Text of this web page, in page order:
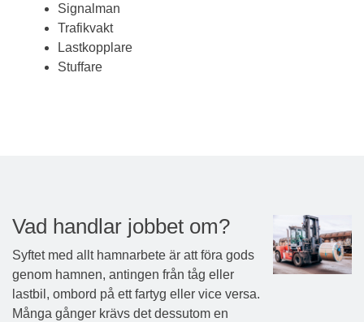
Signalman
Trafikvakt
Lastkopplare
Stuffare
Vad handlar jobbet om?
Syftet med allt hamnarbete är att föra gods
genom hamnen, antingen från tåg eller
lastbil, ombord på ett fartyg eller vice versa.
Många gånger krävs det dessutom en